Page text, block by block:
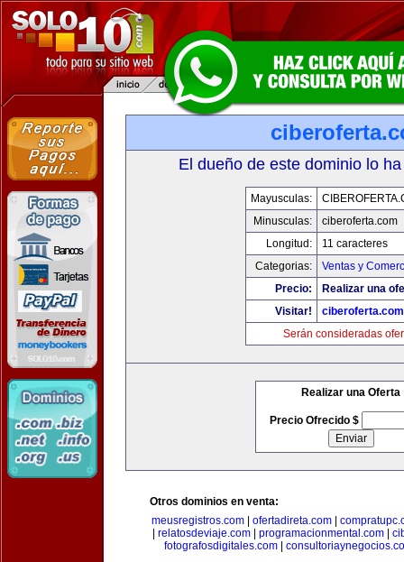
El dueño de este dominio lo
Mayusculas:
Minusculas:
ciberoferta.com
Longitud:
11 caracteres
Categorias:
Ventas y
Precio:
Realizar una
Visitar!
ciberoferta.com
Serán consideradas
Realizar una Oferta
Precio Ofrecido $
Otros dominios en venta:
meusregistros.com| ofertadireta.com|
relatosdeviaje.com| programacionmental.com|
fotografosdigitales.com